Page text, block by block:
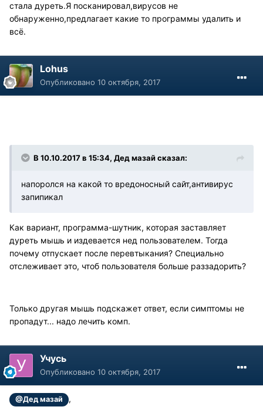
стала дуреть.Я посканировал,вирусов не
обнаруженно,предлагает какие то программы удалить и
всё.
Lohus
Опубликовано 10 октября, 2017
В 10.10.2017 в 15:34, Дед мазай сказал:
напоролся на какой то вредоносный сайт,антивирус
запипикал
Как вариант, программа-шутник, которая заставляет
дуреть мышь и издевается нед пользователем. Тогда
почему отпускает после перевтыкания? Специально
отслеживает это, чтоб пользователя больше раззадорить?
Только другая мышь подскажет ответ, если симптомы не
пропадут... надо лечить комп.
Учусь
Опубликовано 10 октября, 2017
@Дед мазай ,